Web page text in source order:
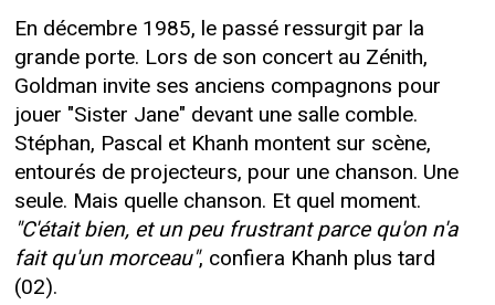
En décembre 1985, le passé ressurgit par la
grande porte. Lors de son concert au Zénith,
Goldman invite ses anciens compagnons pour
jouer "Sister Jane" devant une salle comble.
Stéphan, Pascal et Khanh montent sur scène,
entourés de projecteurs, pour une chanson. Une
seule. Mais quelle chanson. Et quel moment.
"C'était bien, et un peu frustrant parce qu'on n'a
fait qu'un morceau", confiera Khanh plus tard
(02).